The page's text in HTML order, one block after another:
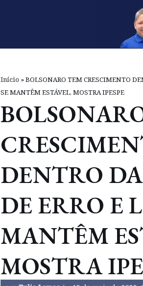
Início »BOLSONARO TEM CRESCIMENTO
SE MANTÊM ESTÁVEL, MOSTRA IPESPE
DENTRO
DE ERRO E
MANTÊM
MOSTRA